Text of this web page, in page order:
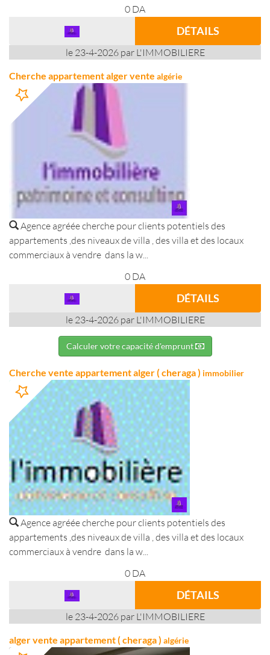
0 DA
DÉTAILS
le 23-4-2026 par L'IMMOBILIERE
Cherche appartement alger vente algérie
Agence agréée cherche pour clients potentiels des
appartements ,des niveaux de villa , des villa et des locaux
commerciaux à vendre dans la w...
0 DA
DÉTAILS
le 23-4-2026 par L'IMMOBILIERE
Calculer votre capacité d'emprunt
Cherche vente appartement alger ( cheraga ) immobilier
Agence agréée cherche pour clients potentiels des
appartements ,des niveaux de villa , des villa et des locaux
commerciaux à vendre dans la w...
0 DA
DÉTAILS
le 23-4-2026 par L'IMMOBILIERE
alger vente appartement ( cheraga ) algérie